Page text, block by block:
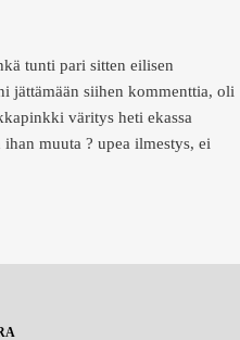
tunti pari sitten eilisen
jättämään siihen kommenttia, oli
väritys heti ekassa
muuta ? upea ilmestys, ei